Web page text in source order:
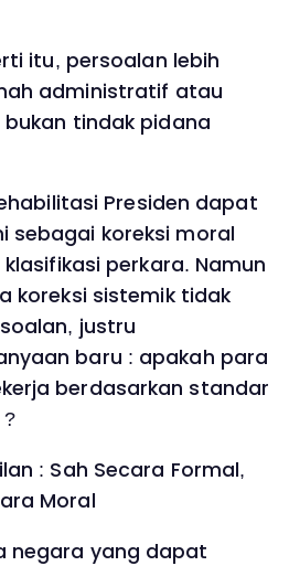
itu, persoalan lebih
administratif atau
tindak pidana
Presiden dapat
sebagai koreksi moral
perkara. Namun
koreksi sistemik tidak
justru
baru : apakah para
berdasarkan standar
: Sah Secara Formal,
Moral
negara yang dapat